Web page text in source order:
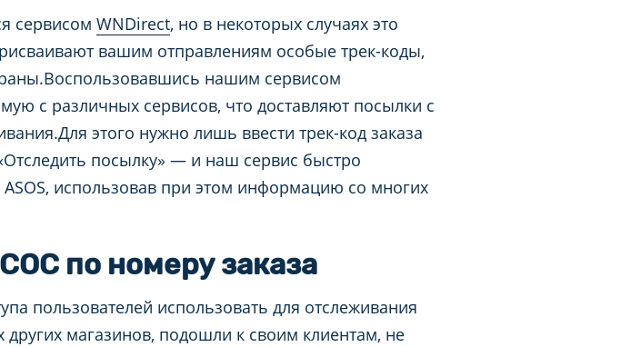
сервисом WNDirect, но в некоторых случаях это
вашим отправлениям особые трек-коды,
нашим сервисом
с различных сервисов, что доставляют посылки с
этого нужно лишь ввести трек-код заказа
посылку» — и наш сервис быстро
использовав при этом информацию со многих
по номеру заказа
пользователей использовать для отслеживания
магазинов, подошли к своим клиентам, не